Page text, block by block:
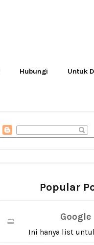
Hubungi Untuk
Popular
Google
Ini hanya list